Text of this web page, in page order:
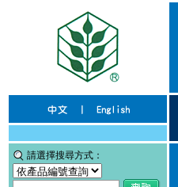
請選擇搜尋方式：